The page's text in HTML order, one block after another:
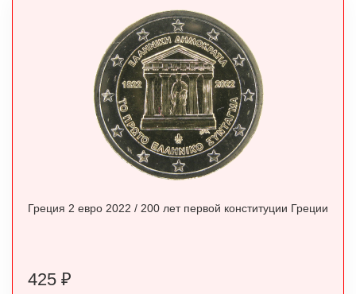
Греция 2 евро 2022 / 200 лет первой конституции Греции
425 ₽